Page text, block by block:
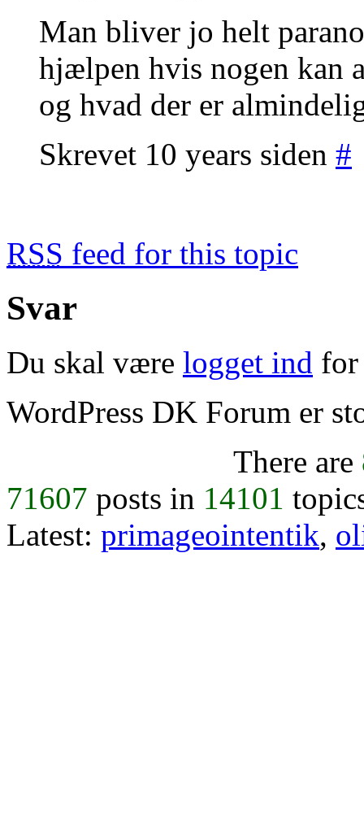
Man bliver jo helt
hjælpen hvis nogen kan
og hvad der er
Skrevet 10 years siden #
RSS feed for this topic
Svar
Du skal være logget ind for
WordPress DK Forum er
There are
71607 posts in 14101
Latest: primageointentik,